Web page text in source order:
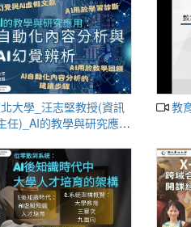
任)_AI的教學與研究應
教